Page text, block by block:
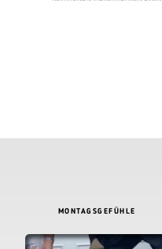
MONTAGSGEFÜHLE